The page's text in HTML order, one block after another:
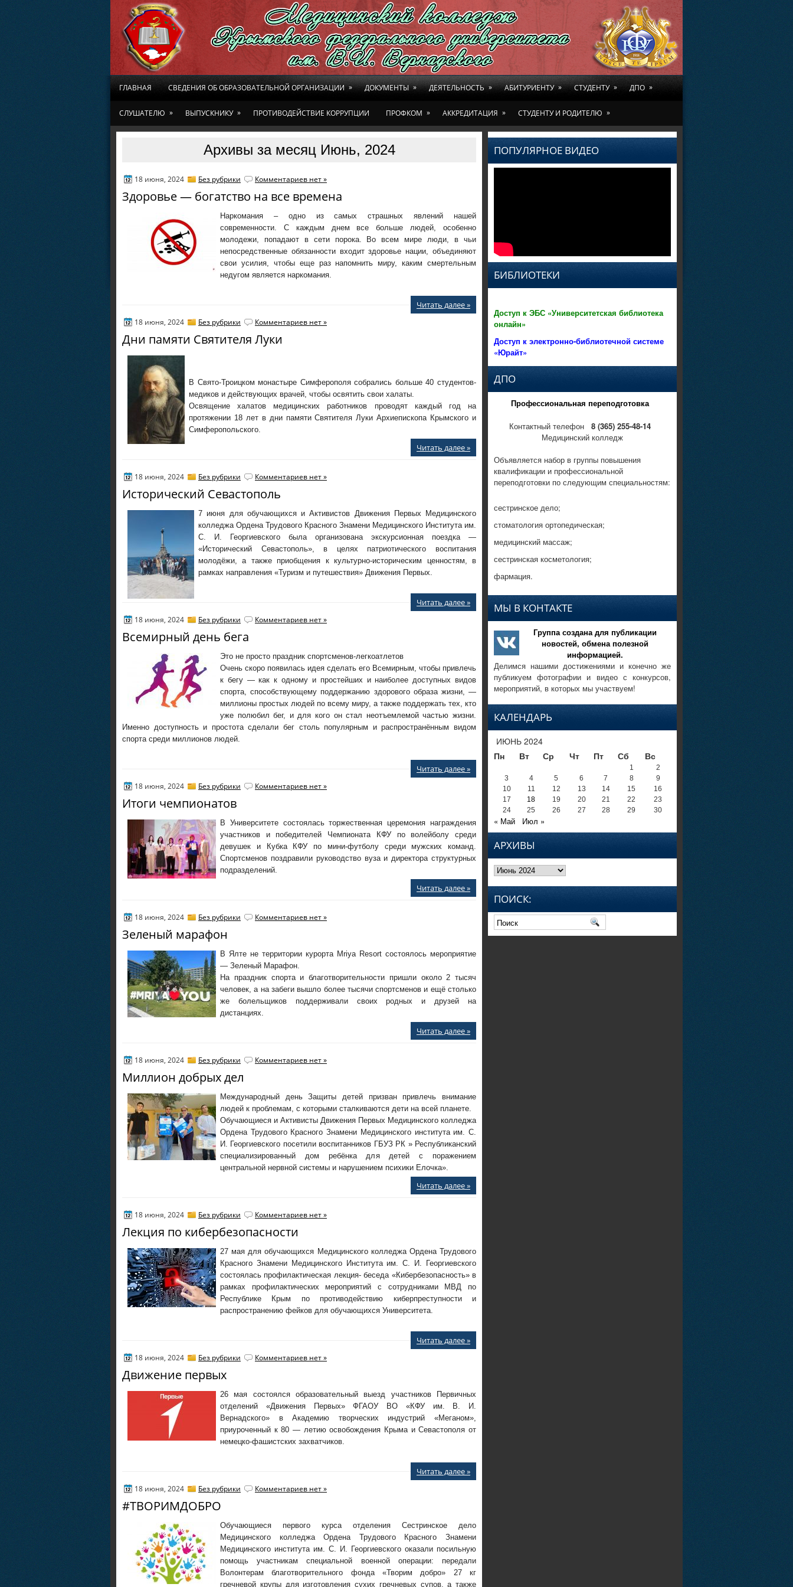
ГЛАВНАЯ СВЕДЕНИЯ ОБ ОБРАЗОВАТЕЛЬНОЙ ОРГАНИЗАЦИИ » ДОКУМЕНТЫ » ДЕЯТЕЛЬНОСТЬ » АБИТУРИЕНТУ » СТУДЕНТУ » ДПО »
СЛУШАТЕЛЮ » ВЫПУСКНИКУ » ПРОТИВОДЕЙСТВИЕ КОРРУПЦИИ ПРОФКОМ » АККРЕДИТАЦИЯ » СТУДЕНТУ И РОДИТЕЛЮ »
Архивы за месяц Июнь, 2024
18 июня, 2024 Без рубрики Комментариев нет »
Здоровье — богатство на все времена
Наркомания – одно из самых страшных явлений нашей
современности. С каждым днем все больше людей, особенно
молодежи, попадают в сети порока. Во всем мире люди, в чьи
непосредственные обязанности входит здоровье нации, объединяют
свои усилия, чтобы еще раз напомнить миру, каким смертельным
недугом является наркомания.
Читать далее »
18 июня, 2024 Без рубрики Комментариев нет »
Дни памяти Святителя Луки
В Свято-Троицком монастыре Симферополя собрались больше 40 студентов-
медиков и действующих врачей, чтобы освятить свои халаты.
Освящение халатов медицинских работников проводят каждый год на
протяжении 18 лет в дни памяти Святителя Луки Архиепископа Крымского и
Симферопольского.
Читать далее »
18 июня, 2024 Без рубрики Комментариев нет »
Исторический Севастополь
7 июня для обучающихся и Активистов Движения Первых Медицинского
колледжа Ордена Трудового Красного Знамени Медицинского Института им.
С. И. Георгиевского была организована экскурсионная поездка —
«Исторический Севастополь», в целях патриотического воспитания
молодёжи, а также приобщения к культурно-историческим ценностям, в
рамках направления «Туризм и путешествия» Движения Первых.
Читать далее »
18 июня, 2024 Без рубрики Комментариев нет »
Всемирный день бега
Это не просто праздник спортсменов-легкоатлетов
Очень скоро появилась идея сделать его Всемирным, чтобы привлечь
к бегу — как к одному и простейших и наиболее доступных видов
спорта, способствующему поддержанию здорового образа жизни, —
миллионы простых людей по всему миру, а также поддержать тех, кто
уже полюбил бег, и для кого он стал неотъемлемой частью жизни.
Именно доступность и простота сделали бег столь популярным и распространённым видом
спорта среди миллионов людей.
Читать далее »
18 июня, 2024 Без рубрики Комментариев нет »
Итоги чемпионатов
В Университете состоялась торжественная церемония награждения
участников и победителей Чемпионата КФУ по волейболу среди
девушек и Кубка КФУ по мини-футболу среди мужских команд.
Спортсменов поздравили руководство вуза и директора структурных
подразделений.
Читать далее »
18 июня, 2024 Без рубрики Комментариев нет »
Зеленый марафон
В Ялте не территории курорта Mriya Resort состоялось мероприятие
— Зеленый Марафон.
На праздник спорта и благотворительности пришли около 2 тысяч
человек, а на забеги вышло более тысячи спортсменов и ещё столько
же болельщиков поддерживали своих родных и друзей на
дистанциях.
Читать далее »
18 июня, 2024 Без рубрики Комментариев нет »
Миллион добрых дел
Международный день Защиты детей призван привлечь внимание
людей к проблемам, с которыми сталкиваются дети на всей планете.
Обучающиеся и Активисты Движения Первых Медицинского колледжа
Ордена Трудового Красного Знамени Медицинского института им. С.
И. Георгиевского посетили воспитанников ГБУЗ РК » Республиканский
специализированный дом ребёнка для детей с поражением
центральной нервной системы и нарушением психики Елочка».
Читать далее »
18 июня, 2024 Без рубрики Комментариев нет »
Лекция по кибербезопасности
27 мая для обучающихся Медицинского колледжа Ордена Трудового
Красного Знамени Медицинского Института им. С. И. Георгиевского
состоялась профилактическая лекция- беседа «Кибербезопасность» в
рамках профилактических мероприятий с сотрудниками МВД по
Республике Крым по противодействию киберпреступности и
распространению фейков для обучающихся Университета.
Читать далее »
18 июня, 2024 Без рубрики Комментариев нет »
Движение первых
26 мая состоялся образовательный выезд участников Первичных
отделений «Движения Первых» ФГАОУ ВО «КФУ им. В. И.
Вернадского» в Академию творческих индустрий «Меганом»,
приуроченный к 80 — летию освобождения Крыма и Севастополя от
немецко-фашистских захватчиков.
Читать далее »
18 июня, 2024 Без рубрики Комментариев нет »
#ТВОРИМДОБРО
Обучающиеся первого курса отделения Сестринское дело
Медицинского колледжа Ордена Трудового Красного Знамени
Медицинского института им. С. И. Георгиевского оказали посильную
помощь участникам специальной военной операции: передали
Волонтерам благотворительного фонда «Творим добро» 27 кг
гречневой крупы для изготовления сухих гречневых супов, а также
ПОПУЛЯРНОЕ ВИДЕО
БИБЛИОТЕКИ
Доступ к ЭБС «Университетская библиотека
онлайн»
Доступ к электронно-библиотечной системе
«Юрайт»
ДПО
Профессиональная переподготовка
Контактный телефон 8 (365) 255-48-14
Медицинский колледж
Объявляется набор в группы повышения
квалификации и профессиональной
переподготовки по следующим специальностям:
сестринское дело;
стоматология ортопедическая;
медицинский массаж;
сестринская косметология;
фармация.
МЫ В КОНТАКТЕ
Группа создана для публикации
новостей, обмена полезной
информацией.
Делимся нашими достижениями и конечно же
публикуем фотографии и видео с конкурсов,
мероприятий, в которых мы участвуем!
КАЛЕНДАРЬ
ИЮНЬ 2024
Пн
Вт Ср Чт Пт Сб Вс
1
2
3
4 5 6 7 8
9
10
11 12 13 14 15
16
17
18 19 20 21 22
23
24
25 26 27 28 29 30
« Май Июл »
АРХИВЫ
Архивы
ПОИСК: